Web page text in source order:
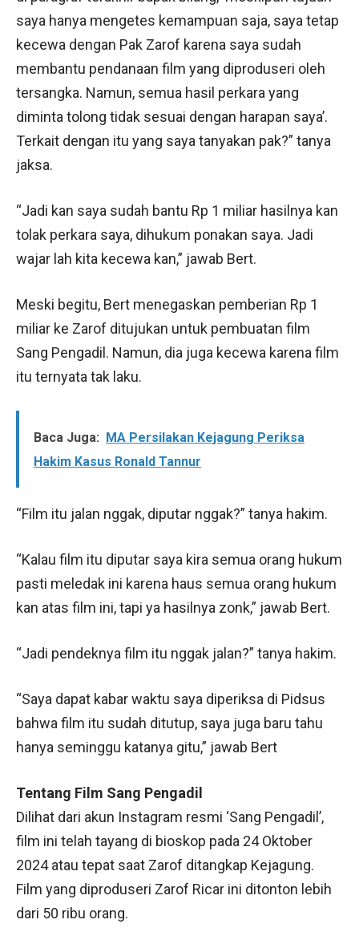
saya hanya mengetes kemampuan saja, saya tetap
kecewa dengan Pak Zarof karena saya sudah
membantu pendanaan film yang diproduseri oleh
tersangka. Namun, semua hasil perkara yang
diminta tolong tidak sesuai dengan harapan saya’.
Terkait dengan itu yang saya tanyakan pak?” tanya
jaksa.
“Jadi kan saya sudah bantu Rp 1 miliar hasilnya kan
tolak perkara saya, dihukum ponakan saya. Jadi
wajar lah kita kecewa kan,” jawab Bert.
Meski begitu, Bert menegaskan pemberian Rp 1
miliar ke Zarof ditujukan untuk pembuatan film
Sang Pengadil. Namun, dia juga kecewa karena film
itu ternyata tak laku.
Baca Juga: MA Persilakan Kejagung Periksa
Hakim Kasus Ronald Tannur
“Film itu jalan nggak, diputar nggak?” tanya hakim.
“Kalau film itu diputar saya kira semua orang hukum
pasti meledak ini karena haus semua orang hukum
kan atas film ini, tapi ya hasilnya zonk,” jawab Bert.
“Jadi pendeknya film itu nggak jalan?” tanya hakim.
“Saya dapat kabar waktu saya diperiksa di Pidsus
bahwa film itu sudah ditutup, saya juga baru tahu
hanya seminggu katanya gitu,” jawab Bert
Tentang Film Sang Pengadil
Dilihat dari akun Instagram resmi ‘Sang Pengadil’,
film ini telah tayang di bioskop pada 24 Oktober
2024 atau tepat saat Zarof ditangkap Kejagung.
Film yang diproduseri Zarof Ricar ini ditonton lebih
dari 50 ribu orang.